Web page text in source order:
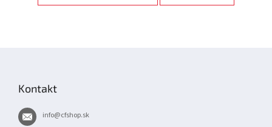
Kontakt
info@cfshop.sk